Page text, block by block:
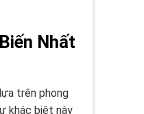
Nhất
trên phong
khác biệt này